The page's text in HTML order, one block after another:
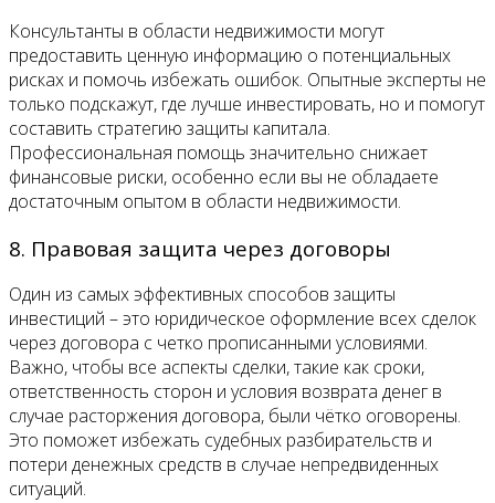
Консультанты в области недвижимости могут
предоставить ценную информацию о потенциальных
рисках и помочь избежать ошибок. Опытные эксперты не
только подскажут, где лучше инвестировать, но и помогут
составить стратегию защиты капитала.
Профессиональная помощь значительно снижает
финансовые риски, особенно если вы не обладаете
достаточным опытом в области недвижимости.
8. Правовая защита через договоры
Один из самых эффективных способов защиты
инвестиций – это юридическое оформление всех сделок
через договора с четко прописанными условиями.
Важно, чтобы все аспекты сделки, такие как сроки,
ответственность сторон и условия возврата денег в
случае расторжения договора, были чётко оговорены.
Это поможет избежать судебных разбирательств и
потери денежных средств в случае непредвиденных
ситуаций.